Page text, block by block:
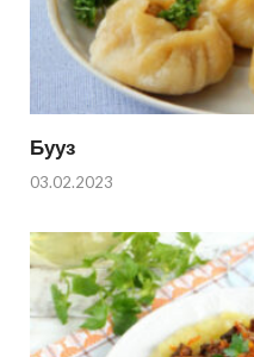
Бууз
03.02.2023